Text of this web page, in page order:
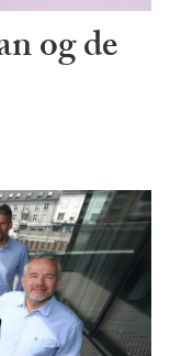
og de